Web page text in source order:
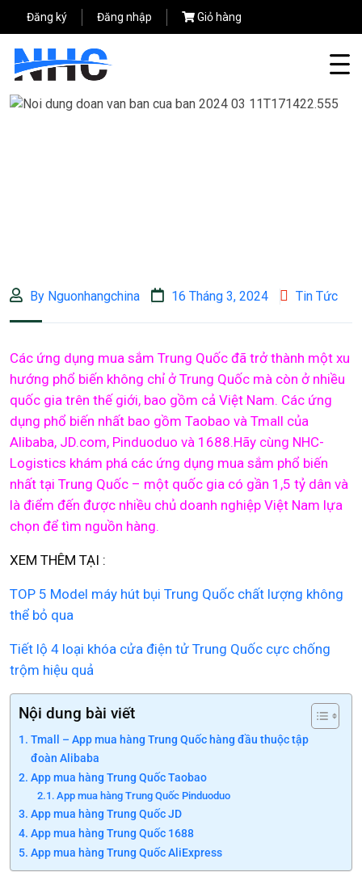
Đăng ký Đăng nhập Giỏ hàng
By Nguonhangchina 16 Tháng 3, 2024 Tin Tức
Các ứng dụng mua sắm Trung Quốc đã trở thành một xu
hướng phổ biến không chỉ ở Trung Quốc mà còn ở nhiều
quốc gia trên thế giới, bao gồm cả Việt Nam. Các ứng
dụng phổ biến nhất bao gồm Taobao và Tmall của
Alibaba, JD.com, Pinduoduo và 1688.Hãy cùng NHC-
Logistics khám phá các ứng dụng mua sắm phổ biến
nhất tại Trung Quốc – một quốc gia có gần 1,5 tỷ dân và
là điểm đến được nhiều chủ doanh nghiệp Việt Nam lựa
chọn để tìm nguồn hàng.
XEM THÊM TẠI :
TOP 5 Model máy hút bụi Trung Quốc chất lượng không
thể bỏ qua
Tiết lộ 4 loại khóa cửa điện tử Trung Quốc cực chống
trộm hiệu quả
Nội dung bài viết
Tmall – App mua hàng Trung Quốc hàng đầu thuộc tập
đoàn Alibaba
App mua hàng Trung Quốc Taobao
App mua hàng Trung Quốc Pinduoduo
App mua hàng Trung Quốc JD
App mua hàng Trung Quốc 1688
App mua hàng Trung Quốc AliExpress